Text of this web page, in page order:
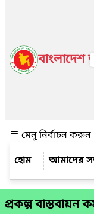
বাংলাদেশ
মেনু নির্বাচন করুন
আমাদের
প্রকল্প বাস্তবায়ন